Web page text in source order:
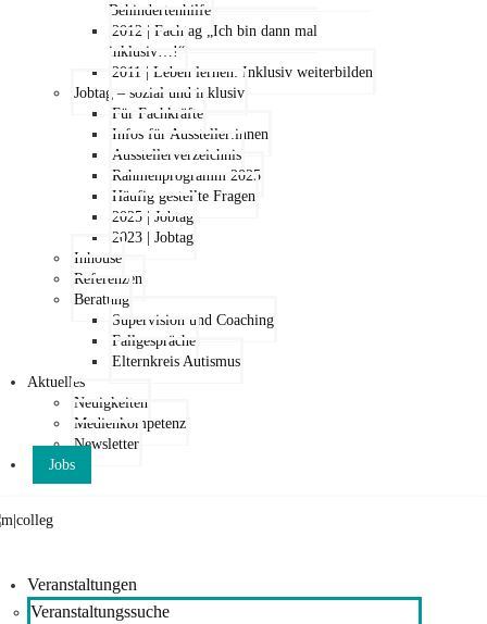
Behindertenhilfe
2012 | Fachtag „Ich bin dann mal
inklusiv…!“
2011 | Leben lernen: Inklusiv weiterbilden
Jobtag – sozial und inklusiv
Für Fachkräfte
Infos für Aussteller:innen
Ausstellerverzeichnis
Rahmenprogramm 2025
Häufig gestellte Fragen
2025 | Jobtag
2023 | Jobtag
Inhouse
Referenzen
Beratung
Supervision und Coaching
Fallgespräche
Elternkreis Autismus
Aktuelles
Neuigkeiten
Medienkompetenz
Newsletter
Jobs
Veranstaltungen
Veranstaltungssuche